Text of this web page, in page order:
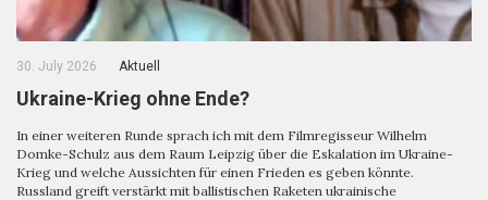
30. July 2026 Aktuell
Ukraine-Krieg ohne Ende?
In einer weiteren Runde sprach ich mit dem Filmregisseur Wilhelm
Domke-Schulz aus dem Raum Leipzig über die Eskalation im Ukraine-
Krieg und welche Aussichten für einen Frieden es geben könnte.
Russland greift verstärkt mit ballistischen Raketen ukrainische